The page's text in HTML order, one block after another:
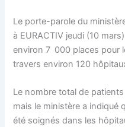
Le porte-parole du
à EURACTIV jeudi (10
environ 7 000 places pour
travers environ 120
Le nombre total de
mais le ministère a indiqué
été soignés dans les